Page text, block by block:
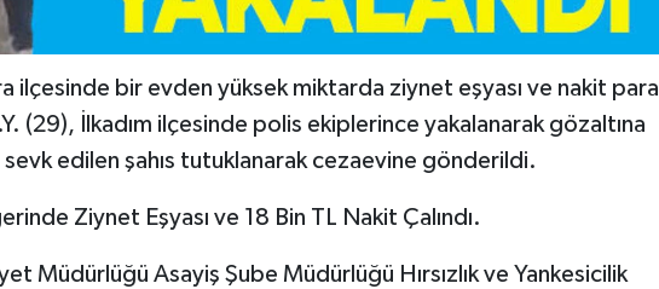
ilçesinde bir evden yüksek miktarda ziynet eşyası ve nakit para
(29), İlkadım ilçesinde polis ekiplerince yakalanarak gözaltına
sevk edilen şahıs tutuklanarak cezaevine gönderildi.
Ziynet Eşyası ve 18 Bin TL Nakit Çalındı.
Müdürlüğü Asayiş Şube Müdürlüğü Hırsızlık ve Yankesicilik